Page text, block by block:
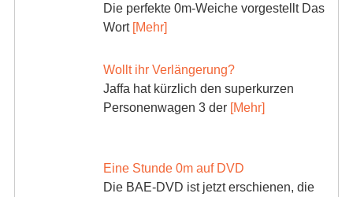
Die perfekte 0m-Weiche vorgestellt Das
Wort [Mehr]
Wollt ihr Verlängerung?
Jaffa hat kürzlich den superkurzen
Personenwagen 3 der [Mehr]
Eine Stunde 0m auf DVD
Die BAE-DVD ist jetzt erschienen, die